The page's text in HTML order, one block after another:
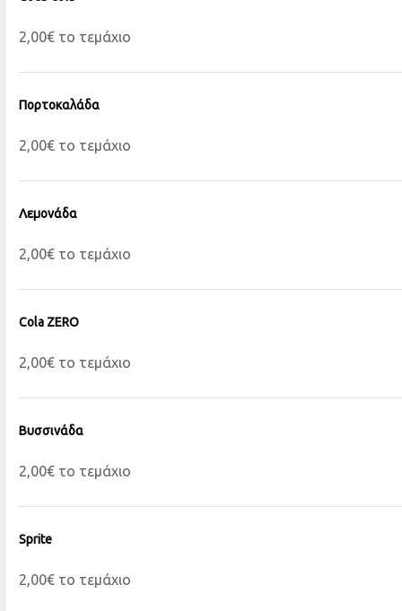
2,00€ το τεμάχιο
Πορτοκαλάδα
2,00€ το τεμάχιο
Λεμονάδα
2,00€ το τεμάχιο
Cola ZERO
2,00€ το τεμάχιο
Βυσσινάδα
2,00€ το τεμάχιο
Sprite
2,00€ το τεμάχιο